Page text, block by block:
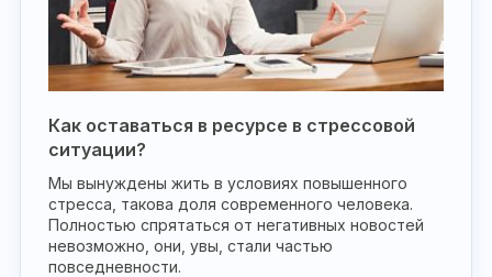
Как оставаться в ресурсе в стрессовой
ситуации?
Мы вынуждены жить в условиях повышенного
стресса, такова доля современного человека.
Полностью спрятаться от негативных новостей
невозможно, они, увы, стали частью
повседневности.